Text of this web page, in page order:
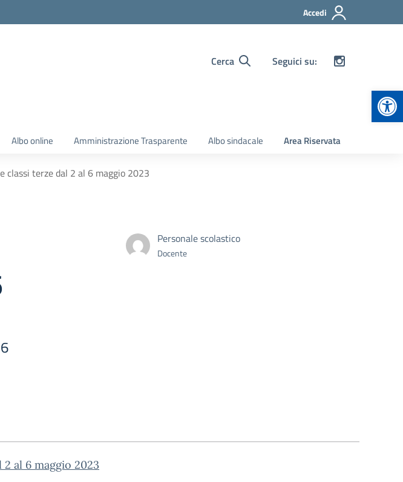
Accedi
Cerca Seguici su:
Albo online Amministrazione Trasparente Albo sindacale Area Riservata
classi terze dal 2 al 6 maggio 2023
Personale scolastico
Docente
al 6 maggio 2023